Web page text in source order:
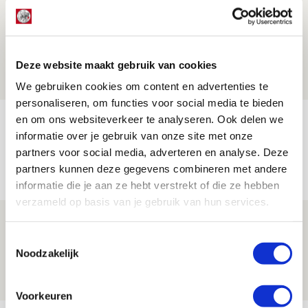
Deze website maakt gebruik van cookies
We gebruiken cookies om content en advertenties te
personaliseren, om functies voor social media te bieden
en om ons websiteverkeer te analyseren. Ook delen we
informatie over je gebruik van onze site met onze
partners voor social media, adverteren en analyse. Deze
partners kunnen deze gegevens combineren met andere
informatie die je aan ze hebt verstrekt of die ze hebben
verzameld op basis van je gebruik van hun services.
Noodzakelijk
Voorkeuren
Win door Lucky gedragen thuistenue
van Ajax!
10 AUGUSTUS 2026 - 16:43
Win mascottetenues van seizoen
2025/2026!
Win vaandeldragertenues van seizoen